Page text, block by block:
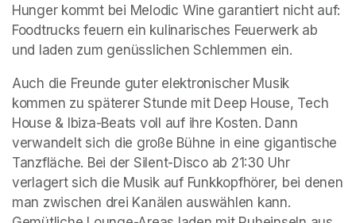
Hunger kommt bei Melodic Wine garantiert nicht auf:
Foodtrucks feuern ein kulinarisches Feuerwerk ab
und laden zum genüsslichen Schlemmen ein.
Auch die Freunde guter elektronischer Musik
kommen zu späterer Stunde mit Deep House, Tech
House & Ibiza-Beats voll auf ihre Kosten. Dann
verwandelt sich die große Bühne in eine gigantische
Tanzfläche. Bei der Silent-Disco ab 21:30 Uhr
verlagert sich die Musik auf Funkkopfhörer, bei denen
man zwischen drei Kanälen auswählen kann.